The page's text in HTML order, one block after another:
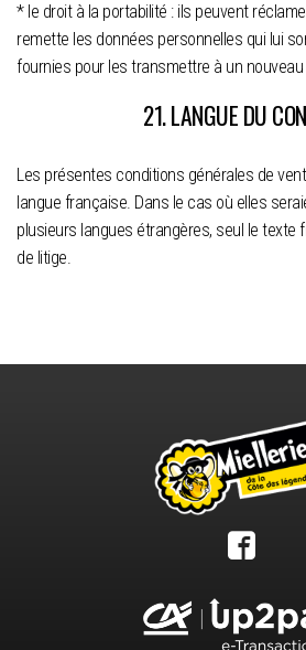
* le droit à la portabilité : ils peuvent
remette les données personnelles qui lui
fournies pour les transmettre à un
21. LANGUE DU
Les présentes conditions générales de
langue française. Dans le cas où elles
plusieurs langues étrangères, seul le texte
de litige.